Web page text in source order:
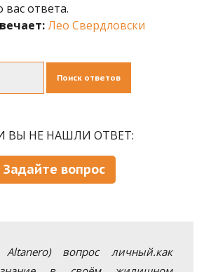
ответа.
Лео Свердловски
Поиск ответов
ВЫ НЕ НАШЛИ ОТВЕТ:
Задайте вопрос
вопрос личный.как